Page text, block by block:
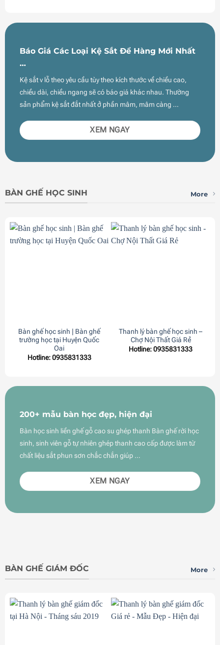
Báo Giá Các Loại Kệ Sắt Để Hàng Mới Nhất
…
Kệ sắt v lỗ theo yêu cầu tùy theo kích thước về chiều cao,
chiều dài, chiều ngang sẽ có báo giá khác nhau. Thường
sản phẩm kệ sắt đắt nhất ở phần mâm, mâm càng …
XEM NGAY
BÀN GHẾ HỌC SINH More
200+ mẫu bàn học đẹp, hiện đại
Bàn học sinh liền ghế gỗ cao su ghép thanh Bàn ghế rời học
sinh, sinh viên gỗ tự nhiên ghép thanh cao cấp được làm từ
chất liệu sắt phun sơn chắc chắn giúp …
XEM NGAY
Bàn ghế học sinh | Bàn ghế
trường học tại Huyện Quốc
Oai
Hotline: 0935831333
Thanh lý bàn ghế học sinh –
Chợ Nội Thất Giá Rẻ
Hotline: 0935831333
BÀN GHẾ GIÁM ĐỐC More